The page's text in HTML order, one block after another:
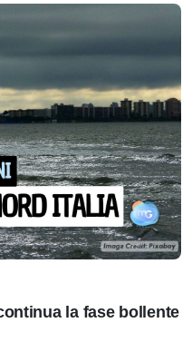
la fase bollente